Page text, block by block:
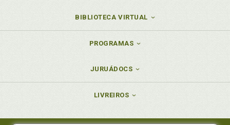
BIBLIOTECA VIRTUAL
PROGRAMAS
JURUÁDOCS
LIVREIROS